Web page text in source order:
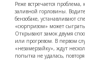
Реже встречается проблема,
заливной горловины.
бензобаке, устанавливают
«сюрпризом» может
Открывают замок двумя
или прогревом. В первом
«незамерзайку», ждут
попытка не удалась,